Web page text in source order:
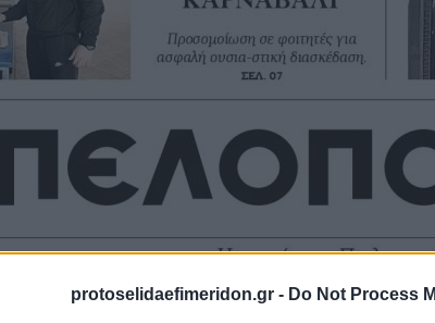
protoselidaefimeridon.gr - Do Not Process